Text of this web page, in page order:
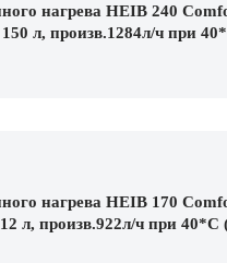
нагрева HEIB 240
л, произв.1284л/ч при
нагрева HEIB 170
л, произв.922л/ч при 40*С